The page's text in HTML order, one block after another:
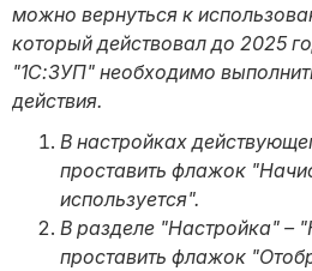
можно вернуться к
который действовал до 2025
"1С:ЗУП" необходимо
действия.
В настройках
проставить флажок
используется".
В разделе "Настройка" –
проставить флажок